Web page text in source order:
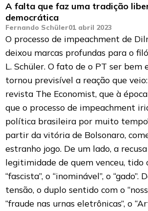
A falta que faz uma tradição
democrática
Fernando Schüler01 abril 2023
O processo de impeachment de
deixou marcas profundas para o
L. Schüler. O fato de o PT ser bem
tornou previsível a reação que
revista The Economist, que à
que o processo de impeachment
política brasileira por muito
partir da vitória de Bolsonaro,
estranho jogo. De um lado, a
legitimidade de quem venceu, tido
“fascista”, o “inominável”, o “gado”.
tensão, o duplo sentido com o
“fraude nas urnas eletrônicas”, o